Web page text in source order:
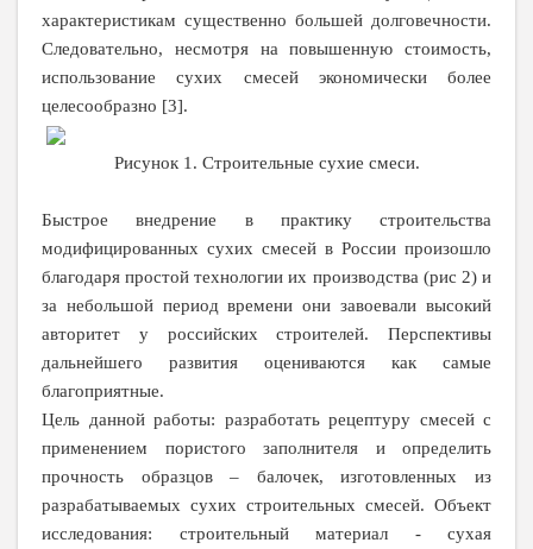
характеристикам существенно большей долговечности.
Следовательно, несмотря на повышенную стоимость,
использование сухих смесей экономически более
целесообразно [3].
Рисунок 1. Строительные сухие смеси.
Быстрое внедрение в практику строительства
модифицированных сухих смесей в России произошло
благодаря простой технологии их производства (рис 2) и
за небольшой период времени они завоевали высокий
авторитет у российских строителей. Перспективы
дальнейшего развития оцениваются как самые
благоприятные.
Цель данной работы: разработать рецептуру смесей с
применением пористого заполнителя и определить
прочность образцов – балочек, изготовленных из
разрабатываемых сухих строительных смесей. Объект
исследования: строительный материал - сухая